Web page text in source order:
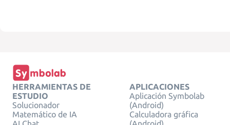
HERRAMIENTAS DE
ESTUDIO
Solucionador
Matemático de IA
APLICACIONES
Aplicación Symbolab
(Android)
Calculadora gráfica